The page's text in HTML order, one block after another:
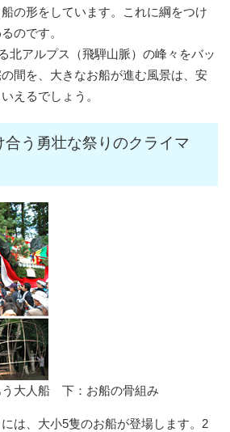
の形をしています。これに綱をつけ
のです。
北アルプス（飛騨山脈）の峰々をバッ
間を、大きなお船が進む風景は、安
えるでしょう。
合う勇壮な祭りのクライマ
う大人船 下：お船の骨組み
は、大小5隻のお船が登場します。2